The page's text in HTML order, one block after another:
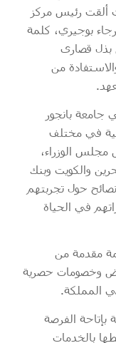
ألقت رئيس مركز
رجاء بوجيري، كلمة
بذل قصارى
من
جامعة بانجور
في مختلف
الوزراء،
والكويت وبنك
حول تجربتهم
في الحياة
مقدمة من
وخصومات حصرية
المملكة.
الفرصة
بالخدمات